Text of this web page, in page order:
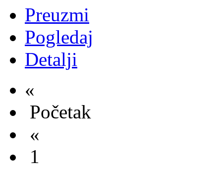
Preuzmi
Pogledaj
Detalji
«
Početak
«
1